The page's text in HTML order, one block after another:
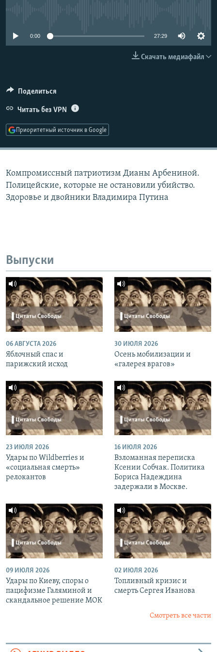
0:00 27:29
Скачать медиафайл
Поделиться
Читать без VPN
Приоритетный источник в Google
Компромиссный патриотизм Дианы Арбениной.
Полицейские, которые не остановили убийство.
Здоровье и двойники Владимира Путина
Выпуски
06 АВГУСТА 2026
Яблочный спас и
парижский исход
30 ИЮЛЯ 2026
Осень мобилизации и
«галерея врагов»
23 ИЮЛЯ 2026
Удары по Wildberries и
«социальная смерть»
релокантов
16 ИЮЛЯ 2026
Взломанная переписка
Ксении Собчак. Политика
Бориса Надеждина
задержали в Москве.
09 ИЮЛЯ 2026
Удары по Киеву, споры о
пацифизме Галяминой и
скандальное решение МОК
02 ИЮЛЯ 2026
Топливный кризис и
смерть Сергея Иванова
Смотреть все части